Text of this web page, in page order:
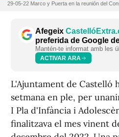
29-05-22 Marco y Puerta en la reunión del
Afegeix
preferida de Google
Mantén-te informat amb les
ACTIVAR ARA
L'Ajuntament de Castelló
setmana en ple, per
I Pla d'Infància i
finalitzava el mes vinent